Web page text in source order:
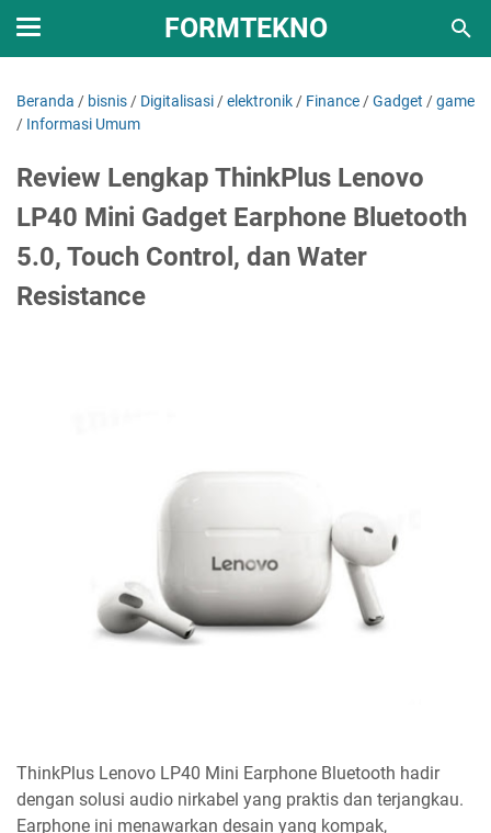
FORMTEKNO
Beranda / bisnis / Digitalisasi /elektronik / Finance /Gadget /game
/ Informasi Umum
Review Lengkap ThinkPlus Lenovo
LP40 Mini Gadget Earphone Bluetooth
5.0, Touch Control, dan Water
Resistance
ThinkPlus Lenovo LP40 Mini Earphone Bluetooth hadir
dengan solusi audio nirkabel yang praktis dan terjangkau.
Earphone ini menawarkan desain yang kompak,